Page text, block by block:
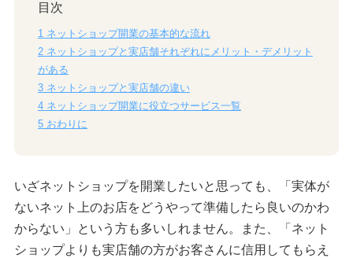
目次
1ネットショップ開業の基本的な流れ
2ネットショップと実店舗それぞれにメリット・デメリット
がある
3ネットショップと実店舗の違い
4ネットショップ開業に役立つサービス一覧
5おわりに
いざネットショップを開業したいと思っても、「実体が
ないネット上のお店をどうやって準備したら良いのかわ
からない」という方も多いしれません。また、「ネット
ショップよりも実店舗の方がお客さんに信用してもらえ